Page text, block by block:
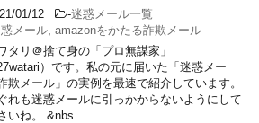
01/12 -迷惑メール一覧
メール amazonをかたる詐欺メール
タリ＠捨て身の「プロ無謀家」
）です。私の元に届いた「迷惑メー
欺メール」の実例を最速で紹介しています。
れも迷惑メールに引っかからないようにして
いね。 &nbs …